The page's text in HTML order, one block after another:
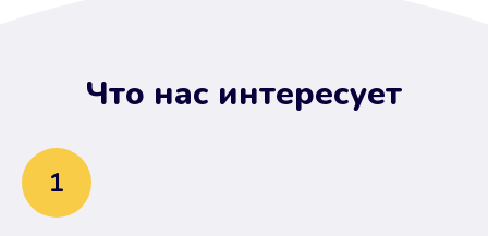
Что нас интересует
1